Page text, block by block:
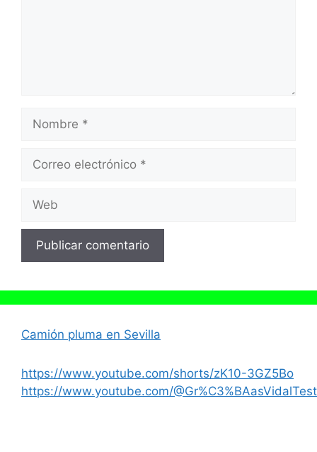
Nombre
Correo
Web
Camión pluma en Sevilla
https://www.youtube.com/shorts/zK10-3GZ5Bo
https://www.youtube.com/